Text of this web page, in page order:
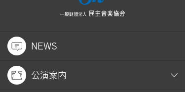
NEWS
公演案内